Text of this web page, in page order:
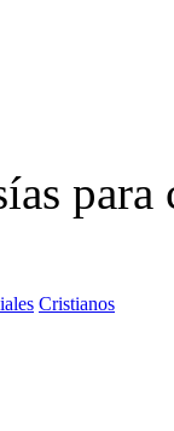
Cristianos